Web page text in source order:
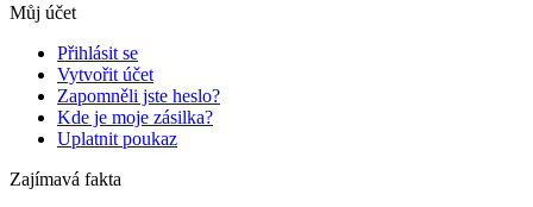
Můj účet
Přihlásit se
Vytvořit účet
Zapomněli jste heslo?
Kde je moje zásilka?
Uplatnit poukaz
Zajímavá fakta